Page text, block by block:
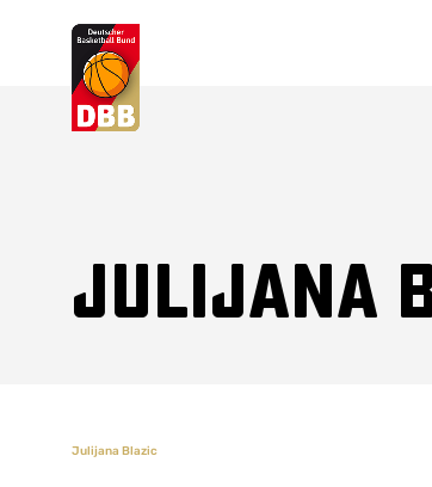
Suchvorschläge
Julijana
Julijana Blazic